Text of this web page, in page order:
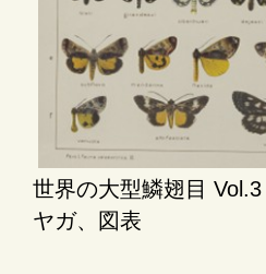
世界の大型鱗翅目
ヤガ、図表